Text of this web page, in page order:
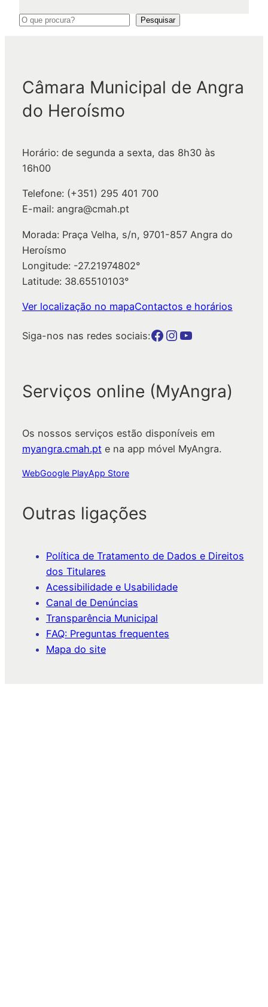
P
u
s
Pesquisar
Câmara Municipal de Angra
do Heroísmo
Horário: de segunda a sexta, das 8h30 às
16h00
Telefone: (+351) 295 401 700
E-mail: angra@cmah.pt
Morada: Praça Velha, s/n, 9701-857 Angra do
Heroísmo
Longitude: -27.21974802°
Latitude: 38.65510103°
Ver localização no mapaContactos e horários
Siga-nos nas redes sociais:Botão para a página da autarquia no Facebook Botão para a página da autarquia no Instagram Botão para a página da autarquia no Youtube
Serviços online (MyAngra)
Os nossos serviços estão disponíveis em
myangra.cmah.pte na app móvel MyAngra.
WebGoogle PlayApp Store
Outras ligações
Política de Tratamento de Dados e Direitos
dos Titulares
Acessibilidade e Usabilidade
Canal de Denúncias
Transparência Municipal
FAQ: Preguntas frequentes
Mapa do site